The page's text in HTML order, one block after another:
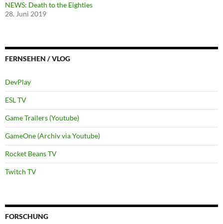
NEWS: Death to the Eighties
28. Juni 2019
FERNSEHEN / VLOG
DevPlay
ESL TV
Game Trailers (Youtube)
GameOne (Archiv via Youtube)
Rocket Beans TV
Twitch TV
FORSCHUNG